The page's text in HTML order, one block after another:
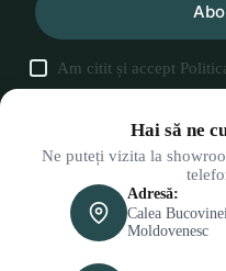
Am citit și accept
Hai să ne
Ne puteți vizita la
Adresă:
Calea
Moldovenesc